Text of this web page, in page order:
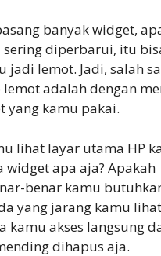
banyak widget,
sering diperbarui, itu
jadi lemot. Jadi, salah
lemot adalah dengan
yang kamu pakai.
lihat layar utama HP
widget apa aja? Apakah
benar kamu
yang jarang kamu
kamu akses langsung
dihapus aja.